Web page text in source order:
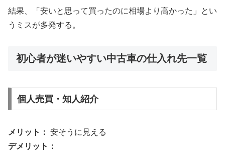
結果、「安いと思って買ったのに相場より高かった」とい
うミスが多発する。
初心者が迷いやすい中古車の仕入れ先一覧
個人売買・知人紹介
メリット： 安そうに見える
デメリット：